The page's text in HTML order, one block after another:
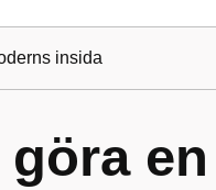
insida